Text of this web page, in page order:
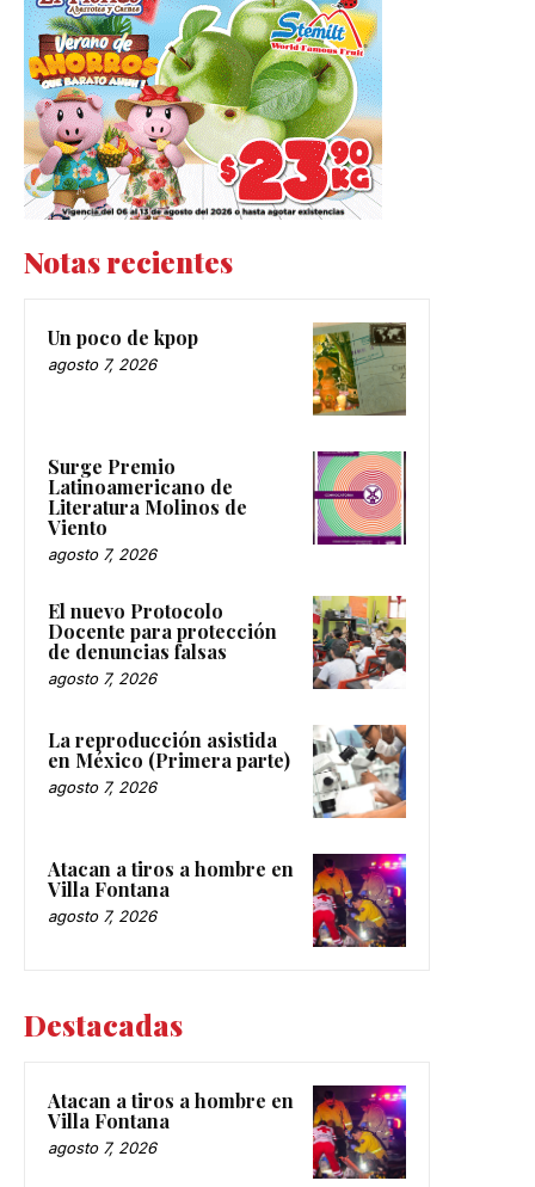
Notas recientes
Un poco de kpop
agosto 7, 2026
Surge Premio
Latinoamericano de
Literatura Molinos de
Viento
agosto 7, 2026
El nuevo Protocolo
Docente para protección
de denuncias falsas
agosto 7, 2026
La reproducción asistida
en México (Primera parte)
agosto 7, 2026
Atacan a tiros a hombre en
Villa Fontana
agosto 7, 2026
Destacadas
Atacan a tiros a hombre en
Villa Fontana
agosto 7, 2026